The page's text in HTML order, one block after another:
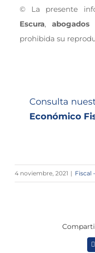
© La presente
Escura, abogados
prohibida su
Consulta
Económico
4 noviembre, 2021 | Fiscal
X